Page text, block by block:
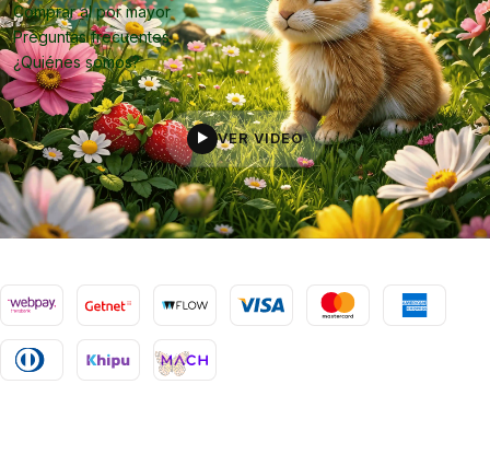
Comprar al por mayor
Preguntas frecuentes
¿Quiénes somos?
▶ VER VIDEO